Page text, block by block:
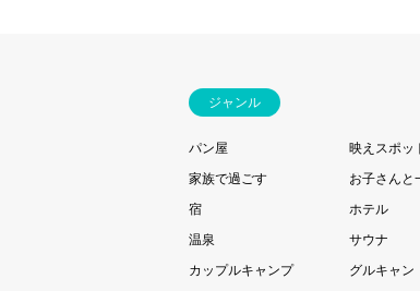
ジャンル
パン屋
映えスポッ
家族で過ごす
お子さんと
宿
ホテル
温泉
サウナ
カップルキャンプ
グルキャン